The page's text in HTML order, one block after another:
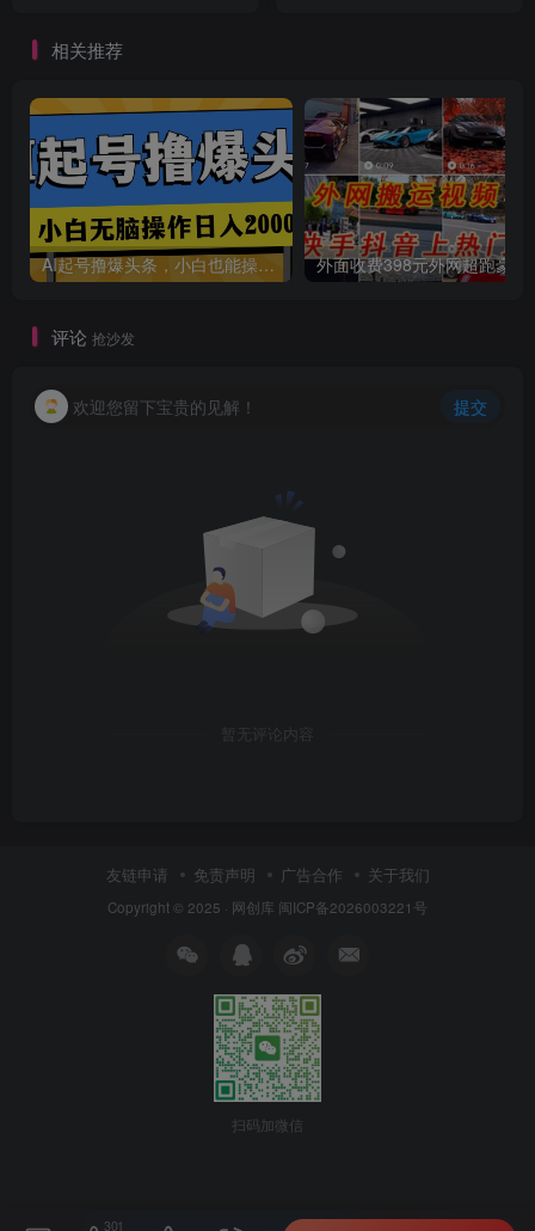
相关推荐
AI起号撸爆头条，小白也能操作，日入2000+
评论 抢沙发
欢迎您留下宝贵的见解！ 提交
暂无评论内容
友链申请 免责声明 广告合作 关于我们
Copyright © 2025 · 网创库 闽ICP备2026003221号
扫码加微信
301